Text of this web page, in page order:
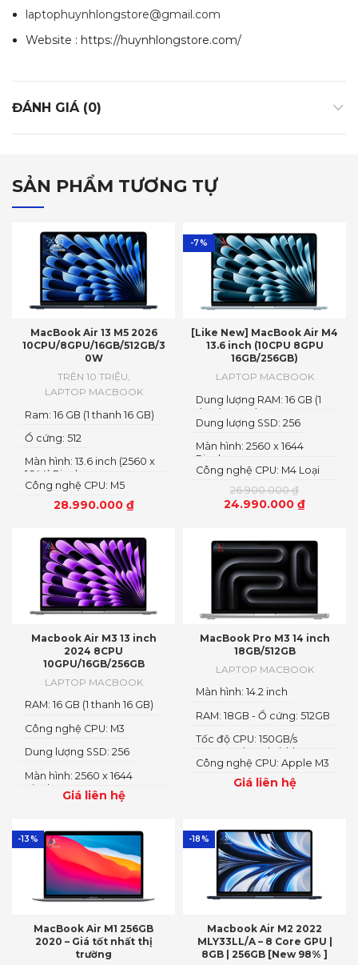
laptophuynhlongstore@gmail.com
Website : https://huynhlongstore.com/
ĐÁNH GIÁ (0)
SẢN PHẨM TƯƠNG TỰ
MacBook Air 13 M5 2026
10CPU/8GPU/16GB/512GB/3
0W
TRÊN 10 TRIỆU,
LAPTOP MACBOOK
28.990.000 ₫
Công nghệ CPU: M5
Màn hình: 13.6 inch (2560 x
1644) Pixels
Ổ cứng: 512
Ram: 16 GB (1 thanh 16 GB)
-7%
[Like New] MacBook Air M4
13.6 inch (10CPU 8GPU
16GB/256GB)
LAPTOP MACBOOK
26.900.000₫
24.990.000 ₫
Công nghệ CPU: M4 Loại
Màn hình: 2560 x 1644
Pixels
Dung lượng SSD: 256
Dung lượng RAM: 16 GB (1
thanh 16 GB)
Macbook Air M3 13 inch
2024 8CPU
10GPU/16GB/256GB
LAPTOP MACBOOK
Giá liên hệ
Màn hình: 2560 x 1644
Pixels
Dung lượng SSD: 256
Công nghệ CPU: M3
RAM: 16 GB (1 thanh 16 GB)
MacBook Pro M3 14 inch
18GB/512GB
LAPTOP MACBOOK
Giá liên hệ
Công nghệ CPU: Apple M3
Tốc độ CPU: 150GB/s
memory bandwidth
RAM: 18GB - Ổ cứng: 512GB
Màn hình: 14.2 inch
-13%
MacBook Air M1 256GB
2020 – Giá tốt nhất thị
trường
-18%
Macbook Air M2 2022
MLY33LL/A – 8 Core GPU |
8GB | 256GB [New 98% ]